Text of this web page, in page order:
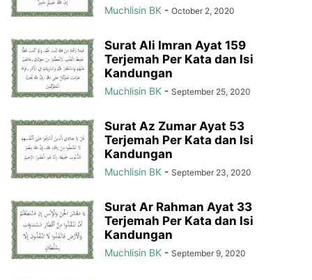
Muchlisin BK - October 2, 2020
Surat Ali Imran Ayat 159
Terjemah Per Kata dan Isi
Kandungan
Muchlisin BK - September 25, 2020
Surat Az Zumar Ayat 53
Terjemah Per Kata dan Isi
Kandungan
Muchlisin BK - September 23, 2020
Surat Ar Rahman Ayat 33
Terjemah Per Kata dan Isi
Kandungan
Muchlisin BK - September 9, 2020